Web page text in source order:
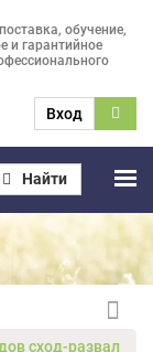
обучение,
и гарантийное
Вход
Найти
сход-развал